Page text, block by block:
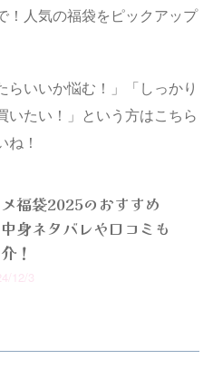
！人気の福袋をピックアップ
らいいか悩む！」「しっかり
いたい！」という方はこちら
！
福袋2025のおすすめ
身ネタバレや口コミも
！
12/3